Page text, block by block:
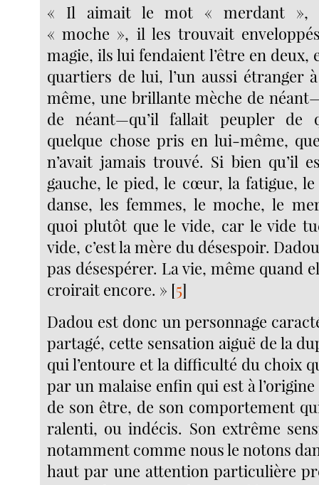
« Il aimait le mot « merdant »,
« moche », il les trouvait
magie, ils lui fendaient l’être en deux,
quartiers de lui, l’un aussi étranger
même, une brillante mèche de
de néant—qu’il fallait peupler de
quelque chose pris en lui-même,
n’avait jamais trouvé. Si bien qu’il
gauche, le pied, le cœur, la fatigue,
danse, les femmes, le moche, le
quoi plutôt que le vide, car le vide
vide, c’est la mère du désespoir.
pas désespérer. La vie, même quand
croirait encore. » [5]
Dadou est donc un personnage
partagé, cette sensation aiguë de la
qui l’entoure et la difficulté du choix
par un malaise enfin qui est à
de son être, de son comportement
ralenti, ou indécis. Son extrême
notamment comme nous le notons
haut par une attention particulière